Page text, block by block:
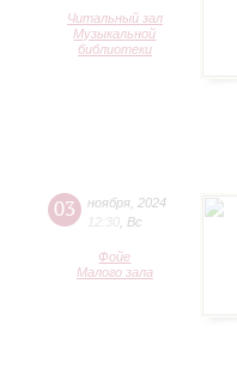
Читальный зал
Музыкальной
библиотеки
03 ноября 2024
12:30 Вс
Фойе
Малого зала